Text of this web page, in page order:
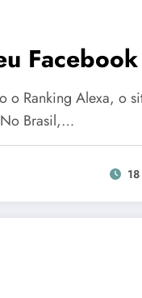
Facebook
Ranking Alexa, o
No Brasil,…